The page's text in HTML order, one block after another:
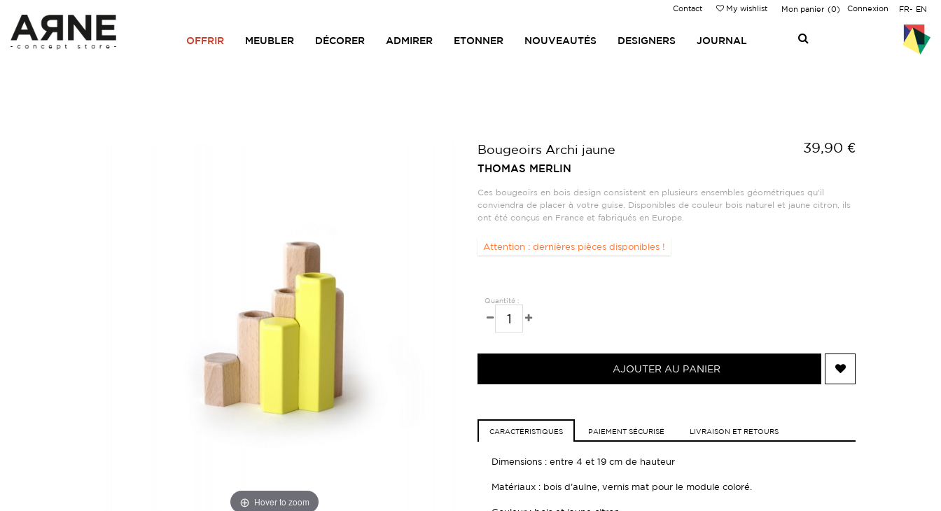
FR EN
Connexion
Mon panier 0
My wishlist
Contact
OFFRIR MEUBLER DÉCORER ADMIRER ETONNER NOUVEAUTÉS DESIGNERS JOURNAL
Hover to zoom
Bougeoirs Archi jaune 39,90 €
THOMAS MERLIN
Ces bougeoirs en bois design consistent en plusieurs ensembles géométriques qu'il
conviendra de placer à votre guise. Disponibles de couleur bois naturel et jaune citron, ils
ont été conçus en France et fabriqués en Europe.
Attention : dernières pièces disponibles !
Quantité :
AJOUTER AU PANIER
CARACTÉRISTIQUES PAIEMENT SÉCURISÉ LIVRAISON ET RETOURS
Dimensions : entre 4 et 19 cm de hauteur
Matériaux : bois d’aulne, vernis mat pour le module coloré.